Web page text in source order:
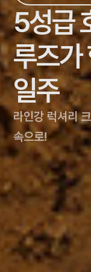
View
[프랑
례길 9
성 야고보의 발
그랜드
리 리
유럽 4개국(네
라인강, 마인강,
그리고 다뉴브
크루즈
5성급
루즈가
일주
라인강 럭셔리
속으로!
울룰루
포함된
일주
뉴질랜드의 청
완벽한 여정!
View
[명품]
골프여
세계적인 프로
골프코스에서의